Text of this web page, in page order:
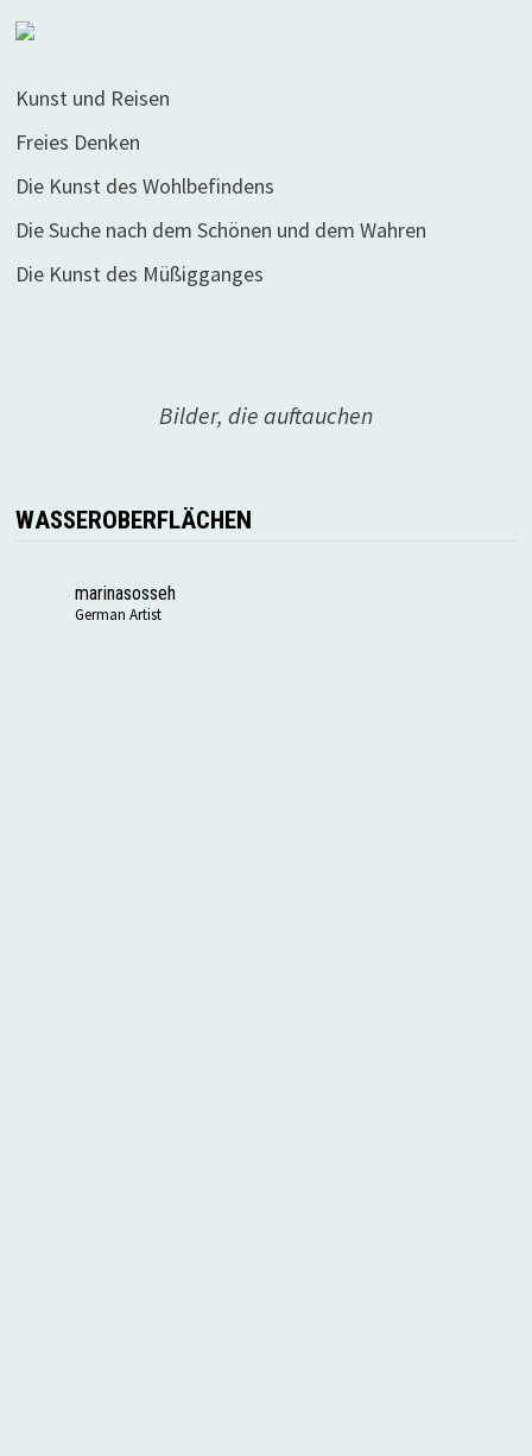
Kunst und Reisen
Freies Denken
Die Kunst des Wohlbefindens
Die Suche nach dem Schönen und dem Wahren
Die Kunst des Müßigganges
Bilder, die auftauchen
WASSEROBERFLÄCHEN
marinasosseh
German Artist